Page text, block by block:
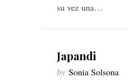
su vez una…
Japandi
by Sonia Solsona